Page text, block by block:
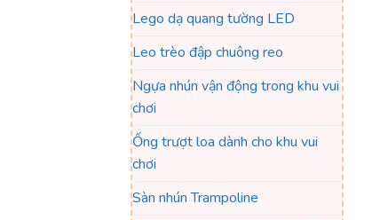
Lego dạ quang tường LED
Leo trèo đập chuông reo
Ngựa nhún vận động trong khu vui
chơi
Ống trượt loa dành cho khu vui
chơi
Sàn nhún Trampoline